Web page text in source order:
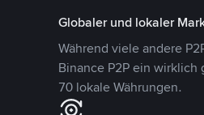
Globaler und lokaler
Während viele andere
Binance P2P ein
70 lokale Währungen.